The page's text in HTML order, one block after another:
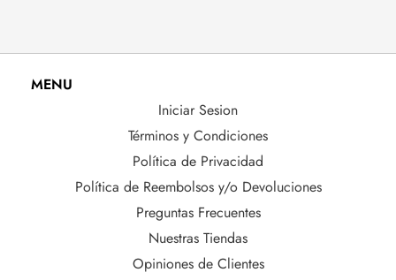
MENU
Iniciar Sesion
Términos y Condiciones
Política de Privacidad
Política de Reembolsos y/o Devoluciones
Preguntas Frecuentes
Nuestras Tiendas
Opiniones de Clientes